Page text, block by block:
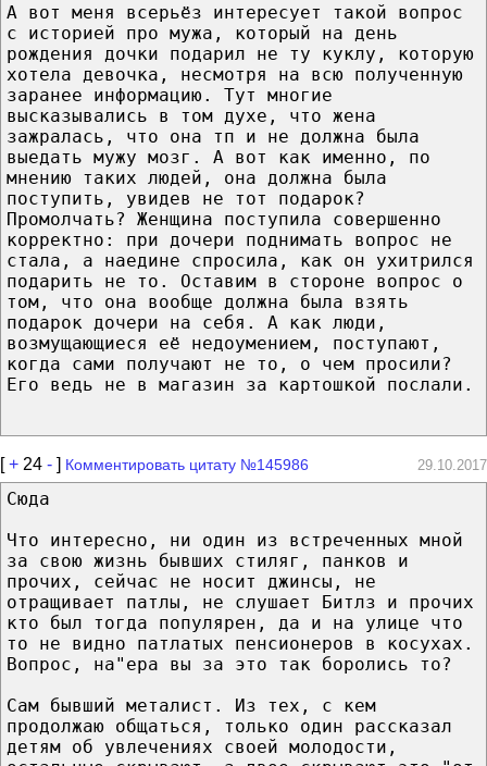
А вот меня всерьёз интересует такой вопрос
с историей про мужа, который на день
рождения дочки подарил не ту куклу, которую
хотела девочка, несмотря на всю полученную
заранее информацию. Тут многие
высказывались в том духе, что жена
зажралась, что она тп и не должна была
выедать мужу мозг. А вот как именно, по
мнению таких людей, она должна была
поступить, увидев не тот подарок?
Промолчать? Женщина поступила совершенно
корректно: при дочери поднимать вопрос не
стала, а наедине спросила, как он ухитрился
подарить не то. Оставим в стороне вопрос о
том, что она вообще должна была взять
подарок дочери на себя. А как люди,
возмущающиеся её недоумением, поступают,
когда сами получают не то, о чем просили?
Его ведь не в магазин за картошкой послали.
[+ 24 - ] Комментировать цитату №145986 29.10.2017
Сюда
Что интересно, ни один из встреченных мной
за свою жизнь бывших стиляг, панков и
прочих, сейчас не носит джинсы, не
отращивает патлы, не слушает Битлз и прочих
кто был тогда популярен, да и на улице что
то не видно патлатых пенсионеров в косухах.
Вопрос, на"ера вы за это так боролись то?
Сам бывший металист. Из тех, с кем
продолжаю общаться, только один рассказал
детям об увлечениях своей молодости,